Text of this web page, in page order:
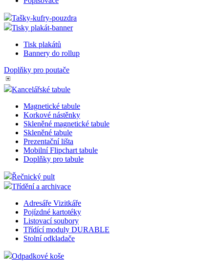
Tašky-kufry-pouzdra
Tisky plakát-banner
Tisk plakátů
Bannery do rollup
Doplňky pro poutače
Kancelářské tabule
Magnetické tabule
Korkové nástěnky
Skleněné magnetické tabule
Skleněné tabule
Prezentační lišta
Mobilní Flipchart tabule
Doplňky pro tabule
Řečnický pult
Třídění a archivace
Adresáře Vizitkáře
Pojízdné kartotéky
Listovací soubory
Třídící moduly DURABLE
Stolní odkladače
Odpadkové koše